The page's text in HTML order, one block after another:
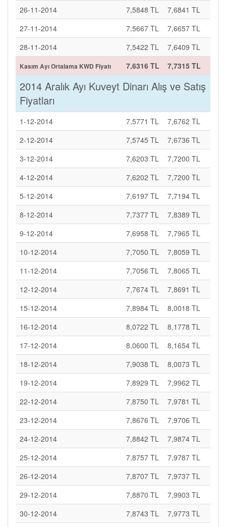
26-11-2014
7,5848 TL
7,6841 TL
27-11-2014
7,5667 TL
7,6657 TL
28-11-2014
7,5422 TL 7,6409 TL
Kasım Ayı Ortalama KWD Fiyatı 7,6316 TL 7,7315 TL
2014 Aralık Ayı Kuveyt Dinarı Alış ve Satış
Fiyatları
1-12-2014 7,5771 TL
7,6762 TL
2-12-2014
7,5745 TL
7,6736 TL
3-12-2014
7,6203 TL
7,7200 TL
4-12-2014
7,6202 TL
7,7200 TL
5-12-2014
7,6197 TL
7,7194 TL
8-12-2014
7,7377 TL
7,8389 TL
9-12-2014
7,6958 TL
7,7965 TL
10-12-2014
7,7050 TL
7,8059 TL
11-12-2014
7,7056 TL
7,8065 TL
12-12-2014
7,7674 TL
7,8691 TL
15-12-2014
7,8984 TL
8,0018 TL
16-12-2014
8,0722 TL
8,1778 TL
17-12-2014
8,0600 TL
8,1654 TL
18-12-2014
7,9038 TL
8,0073 TL
19-12-2014
7,8929 TL
7,9962 TL
22-12-2014
7,8750 TL
7,9781 TL
23-12-2014
7,8676 TL
7,9706 TL
24-12-2014
7,8842 TL
7,9874 TL
25-12-2014
7,8757 TL
7,9787 TL
26-12-2014
7,8707 TL
7,9737 TL
29-12-2014
7,8870 TL
7,9903 TL
30-12-2014
7,8743 TL
7,9773 TL